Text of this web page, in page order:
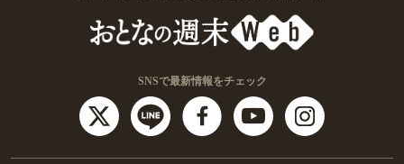
SNSで最新情報をチェック